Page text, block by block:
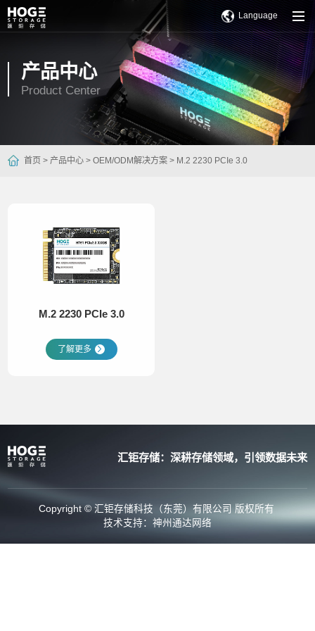
Language
产品中心
Product Center
首页 > 产品中心 > OEM/ODM解决方案 > M.2 2230 PCIe 3.0
M.2 2230 PCIe 3.0
了解更多
汇钜存储：深耕存储领域，引领数据未来
Copyright © 汇钜存储科技（东莞）有限公司 版权所有
技术支持： 神州通达网络